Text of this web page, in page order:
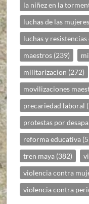
la niñez en la
luchas de las mujeres
luchas y
maestros (239)
militarizacion (272)
movilizaciones
precariedad laboral
protestas por
reforma educativa
tren maya (382)
violencia contra
violencia contra